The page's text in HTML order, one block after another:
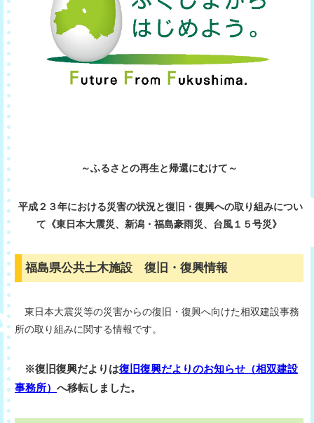
～ふるさとの再生と帰還にむけて～
平成２３年における災害の状況と復旧・復興への取り組みについ
て《東日本大震災、新潟・福島豪雨災、台風１５号災》
福島県公共土木施設 復旧・復興情報
東日本大震災等の災害からの復旧・復興へ向けた相双建設事務
所の取り組みに関する情報です。
※復旧復興だよりは復旧復興だよりのお知らせ（相双建設
事務所） へ移転しました。